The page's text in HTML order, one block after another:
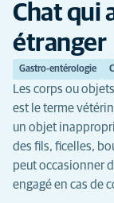
Chat qui
étranger
Gastro-entérologie
Les corps ou
est le terme
un objet
des fils, ficelles,
peut occasionner
engagé en cas de